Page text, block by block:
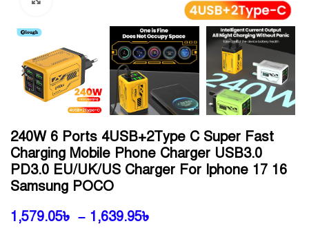
240W 6 Ports 4USB+2Type C Super Fast
Charging Mobile Phone Charger USB3.0
PD3.0 EU/UK/US Charger For Iphone 17 16
Samsung POCO
1,579.05৳ – 1,639.95৳